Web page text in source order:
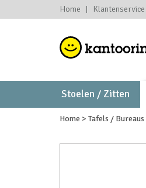
Home Klantenservice
Stoelen / Zitten
Home > Tafels / Bureaus